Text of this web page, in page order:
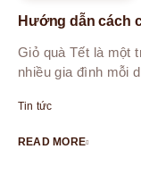
Hướng dẫn cách
Giỏ quà Tết là một
nhiều gia đình mỗi
Tin tức
READ MORE